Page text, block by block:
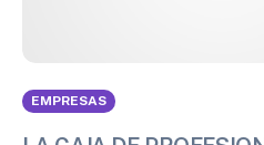
EMPRESAS